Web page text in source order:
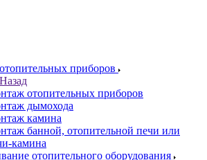
приборов
Назад
отопительных приборов
дымохода
камина
банной, отопительной печи или
камина
отопительного оборудования